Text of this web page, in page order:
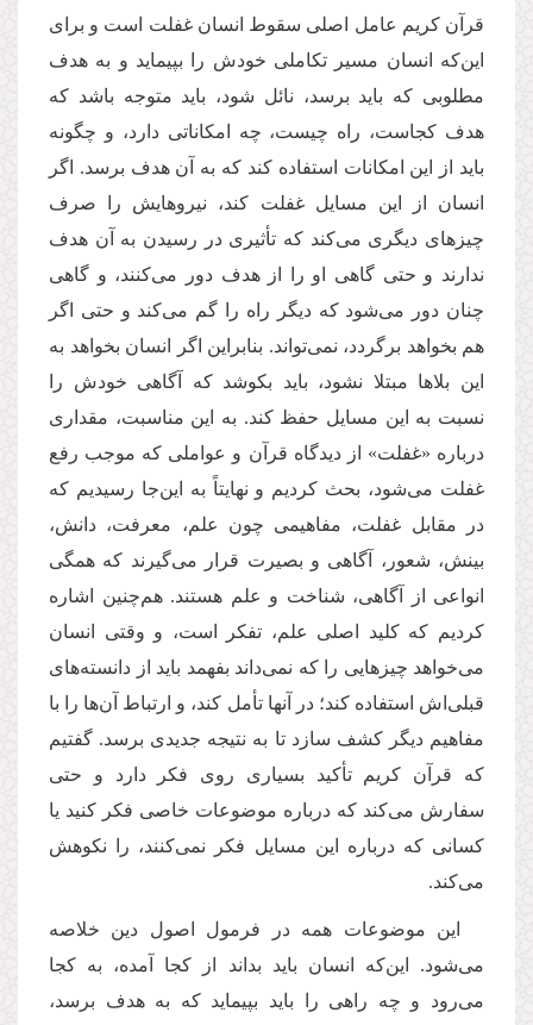
قرآن کریم عامل اصلی سقوط انسان غفلت است و برای
این‌که انسان مسیر تکاملی خودش را بپیماید و به هدف
مطلوبی که باید برسد، نائل شود، باید متوجه باشد که
هدف کجاست، راه چیست، چه امکاناتی دارد، و چگونه
باید از این امکانات استفاده کند که به آن هدف برسد. اگر
انسان از این مسایل غفلت کند، نیروهایش را صرف
چیزهای دیگری می‌کند که تأثیری در رسیدن به آن هدف
ندارند و حتی گاهی او را از هدف دور می‌کنند، و گاهی
چنان دور می‌شود که دیگر راه را گم می‌کند و حتی اگر
هم بخواهد برگردد، نمی‌تواند. بنابراین اگر انسان بخواهد به
این بلاها مبتلا نشود، باید بکوشد که آگاهی خودش را
نسبت به این مسایل حفظ کند. به این مناسبت، مقداری
درباره «غفلت» از دیدگاه قرآن و عواملی که موجب رفع
غفلت می‌شود، بحث کردیم و نهایتاً به این‌جا رسیدیم که
در مقابل غفلت، مفاهیمی چون علم، معرفت، دانش،
بینش، شعور، آگاهی و بصیرت قرار می‌گیرند که همگی
انواعی از آگاهی، شناخت و علم هستند. هم‌چنین اشاره
کردیم که کلید اصلی علم، تفکر است، و وقتی انسان
می‌خواهد چیزهایی را که نمی‌داند بفهمد باید از دانسته‌های
قبلی‌اش استفاده کند؛ در آنها تأمل کند، و ارتباط آن‌ها را با
مفاهیم دیگر کشف سازد تا به نتیجه جدیدی برسد. گفتیم
که قرآن کریم تأکید بسیاری روی فکر دارد و حتی
سفارش می‌کند که درباره موضوعات خاصی فکر کنید یا
کسانی که درباره این مسایل فکر نمی‌کنند، را نکوهش
می‌کند.
این موضوعات همه در فرمول اصول دین خلاصه
می‌شود. این‌که‌ انسان باید بداند از کجا آمده، به کجا
می‌رود و چه راهی را باید بپیماید که به هدف برسد،